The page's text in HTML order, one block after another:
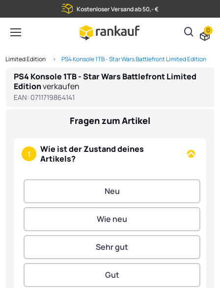
Kostenloser Versand ab 50,- €
0
- Limited Edition PS4 Konsole 1TB - Star Wars Battlefront Limited Edition
PS4 Konsole 1TB - Star Wars Battlefront Limited
Editionverkaufen
EAN: 0711719864141
Fragen zum Artikel
1
Wie ist der Zustand deines
Artikels?